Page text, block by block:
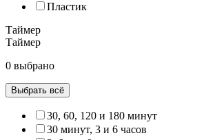
Пластик
Таймер
Таймер
0 выбрано
Выбрать всё
30, 60, 120 и 180 минут
30 минут, 3 и 6 часов